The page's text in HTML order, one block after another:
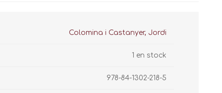
Colomina i Castanyer, Jordi
1 en stock
978-84-1302-218-5